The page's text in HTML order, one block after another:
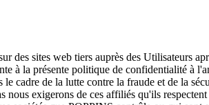
des sites web tiers auprès des Utilisateurs
à la présente politique de confidentialité à
de la lutte contre la fraude et de la
exigerons de ces affiliés qu'ils